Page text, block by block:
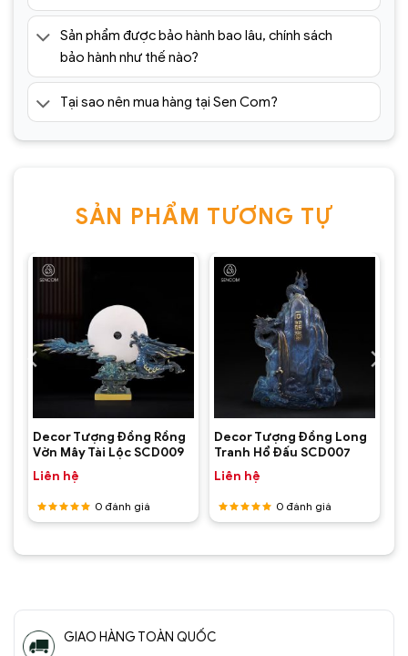
Sản phẩm được bảo hành bao lâu, chính sách
bảo hành như thế nào?
Tại sao nên mua hàng tại Sen Com?
SẢN PHẨM TƯƠNG TỰ
Decor Tượng Đồng Rồng
Vờn Mây Tài Lộc SCD009
Liên hệ
Được
55 sao
0 đánh giá
Decor Tượng Đồng Long
Tranh Hổ Đấu SCD007
Liên hệ
Được
55 sao
0 đánh giá
GIAO HÀNG TOÀN QUỐC